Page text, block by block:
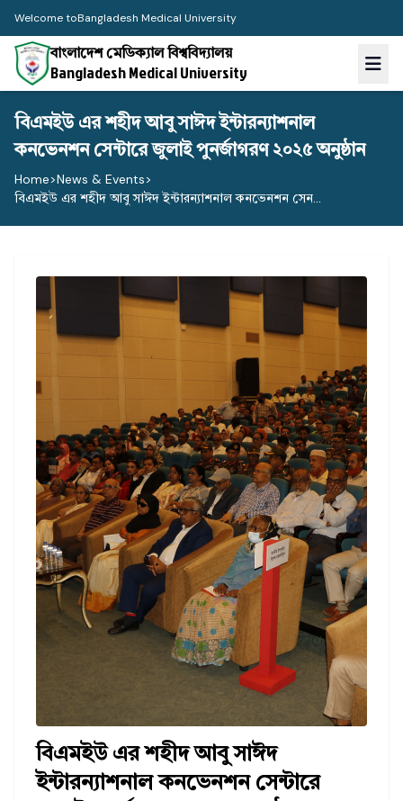
Welcome toBangladesh Medical University
বাংলাদেশ মেডিক্যাল বিশ্ববিদ্যালয়
Bangladesh Medical University
বিএমইউ এর শহীদ আবু সাঈদ ইন্টারন্যাশনাল
কনভেনশন সেন্টারে জুলাই পুনর্জাগরণ ২০২৫ অনুষ্ঠান
Home>News & Events>
বিএমইউ এর শহীদ আবু সাঈদ ইন্টারন্যাশনাল কনভেনশন সেন...
বিএমইউ এর শহীদ আবু সাঈদ
ইন্টারন্যাশনাল কনভেনশন সেন্টারে